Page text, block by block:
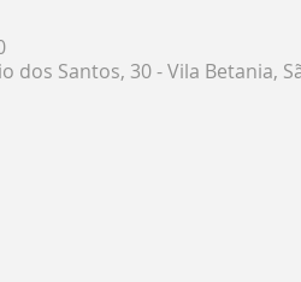
dos Santos, 30 - Vila Betania,